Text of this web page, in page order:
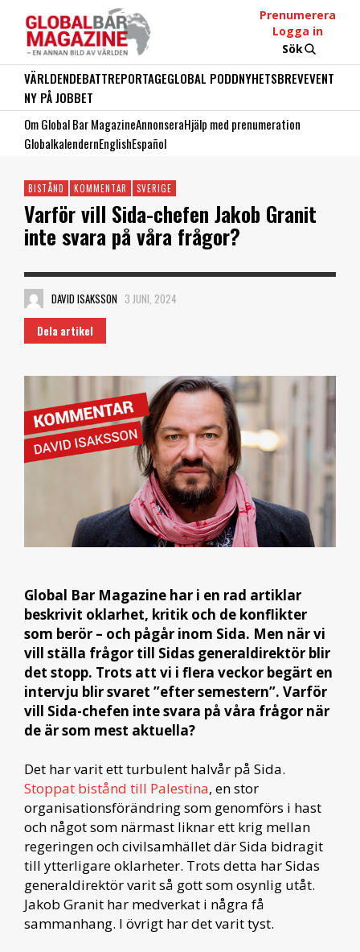
Prenumerera
Logga in
Sök
VÄRLDENDEBATTREPORTAGEGLOBAL PODDNYHETSBREVEVENT
NY PÅ JOBBET
Om Global Bar MagazineAnnonseraHjälp med prenumeration
GlobalkalendernEnglishEspañol
BISTÅND KOMMENTAR SVERIGE
Varför vill Sida-chefen Jakob Granit
inte svara på våra frågor?
DAVID ISAKSSON 3 JUNI, 2024
Dela artikel
Global Bar Magazine har i en rad artiklar
beskrivit oklarhet, kritik och de konflikter
som berör – och pågår inom Sida. Men när vi
vill ställa frågor till Sidas generaldirektör blir
det stopp. Trots att vi i flera veckor begärt en
intervju blir svaret ”efter semestern”. Varför
vill Sida-chefen inte svara på våra frågor när
de är som mest aktuella?
Det har varit ett turbulent halvår på Sida.
Stoppat bistånd till Palestina, en stor
organisationsförändring som genomförs i hast
och något som närmast liknar ett krig mellan
regeringen och civilsamhället där Sida bidragit
till ytterligare oklarheter. Trots detta har Sidas
generaldirektör varit så gott som osynlig utåt.
Jakob Granit har medverkat i några få
sammanhang. I övrigt har det varit tyst.